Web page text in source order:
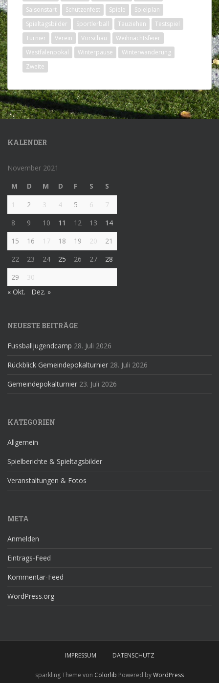
Saisonstart
Schützenfest Spiele
Spielplan
Spieltagsbilder
Sportlerball Tauziehen
Testspiel
Turnier
Verein Vorschau
Weihnachtsfeier
Westfalenpokal
Winterpause
Winterwanderung
Zweite
KALENDER
November 2021
M
D M D F S
S
1
2 3 4 5 6
7
8
9 10 11 12 13
14
15
16 17 18 19 20
21
22
23 24 25 26 27
28
29
30
« Okt.
Dez. »
NEUESTE BEITRÄGE
Fussballjugendcamp 28. Juli 2026
Rückblick Gemeindepokalturnier 28. Juli 2026
Gemeindepokalturnier 23. Juli 2026
KATEGORIEN
Allgemein
Spielberichte & Spieltagsbilder
Veranstaltungen & Fotos
META
Anmelden
Eintrags-Feed
Kommentar-Feed
WordPress.org
IMPRESSUM DATENSCHUTZ
sparkling Theme von Colorlib Powered byWordPress